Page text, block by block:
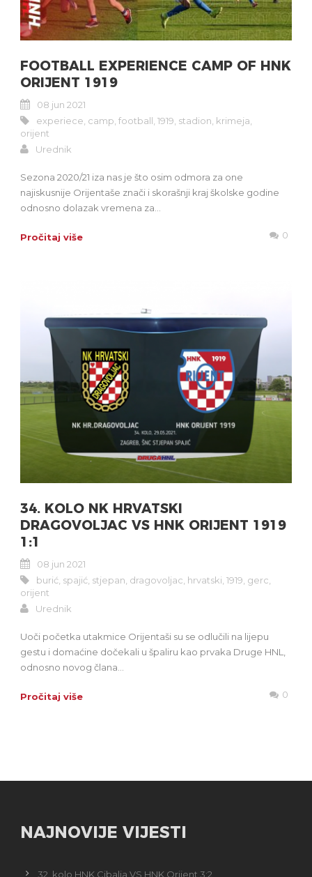
FOOTBALL EXPERIENCE CAMP OF HNK
ORIJENT 1919
08 jun 2021
experiece camp football 1919 stadion krimeja
orijent
Urednik
Sezona 2020/21 iza nas je što osim odmora za one
najiskusnije Orijentaše znači i skorašnji kraj školske godine
odnosno dolazak vremena za...
Pročitaj više 0
34. KOLO NK HRVATSKI
DRAGOVOLJAC VS HNK ORIJENT 1919
1:1
08 jun 2021
burić spajić stjepan dragovoljac hrvatski 1919 gerc
orijent
Urednik
Uoči početka utakmice Orijentaši su se odlučili na lijepu
gestu i domaćine dočekali u špaliru kao prvaka Druge HNL,
odnosno novog člana...
Pročitaj više 0
NAJNOVIJE VIJESTI
32. kolo HNK Cibalia VS HNK Orijent 3:2